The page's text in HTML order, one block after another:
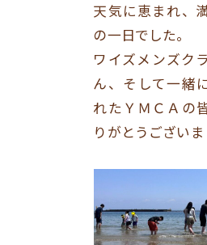
天気に恵まれ、
の一日でした。
ワイズメンズク
ん、そして一緒
れたＹＭＣＡの
りがとうございま